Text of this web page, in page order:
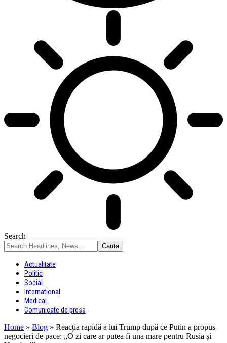
Search
Actualitate
Politic
Social
International
Medical
Comunicate de presa
Home » Blog » Reacția rapidă a lui Trump după ce Putin a propus
negocieri de pace: „O zi care ar putea fi una mare pentru Rusia și